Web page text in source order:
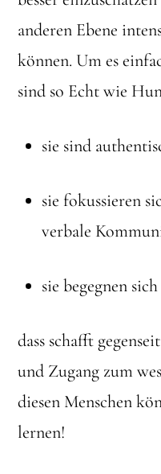
anderen Ebene
können. Um es
sind so Echt wie
sie sind
sie fokussieren
verbale
sie begegnen
dass schafft
und Zugang zum
diesen Menschen
lernen!